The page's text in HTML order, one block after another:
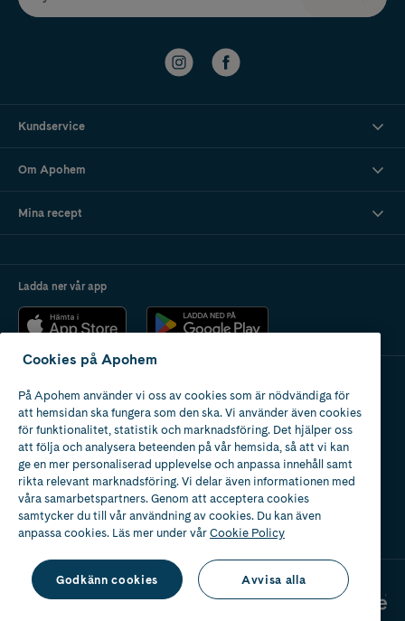
Kundservice
Om Apohem
Mina recept
Ladda ner vår app
Apotek med tillstånd
av Läkemedelsverket
Cookies på Apohem
På Apohem använder vi oss av cookies som är nödvändiga för
att hemsidan ska fungera som den ska. Vi använder även cookies
för funktionalitet, statistik och marknadsföring. Det hjälper oss
att följa och analysera beteenden på vår hemsida, så att vi kan
ge en mer personaliserad upplevelse och anpassa innehåll samt
rikta relevant marknadsföring. Vi delar även informationen med
våra samarbetspartners. Genom att acceptera cookies
samtycker du till vår användning av cookies. Du kan även
anpassa cookies. Läs mer under vårCookie Policy
Godkänn cookies Avvisa alla